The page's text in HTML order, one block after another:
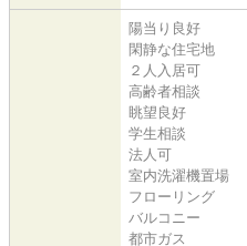
陽当り良好
閑静な住宅地
２人入居可
高齢者相談
眺望良好
学生相談
法人可
室内洗濯機置場
フローリング
バルコニー
都市ガス